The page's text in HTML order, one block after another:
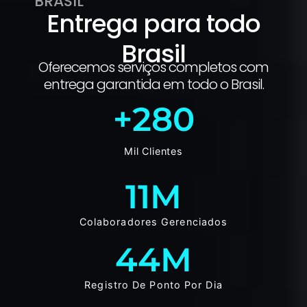
Entrega para todo
Brasil
Oferecemos serviços completos com
entrega garantida em todo o Brasil.
Mil Clientes
+280
Colaboradores Gerenciados
11M
Registro De Ponto Por Dia
44M